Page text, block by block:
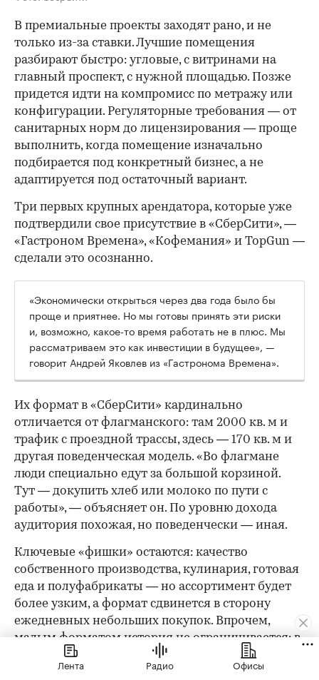
В премиальные проекты заходят рано, и не
только из-за ставки. Лучшие помещения
разбирают быстро: угловые, с витринами на
главный проспект, с нужной площадью. Позже
придется идти на компромисс по метражу или
конфигурации. Регуляторные требования — от
санитарных норм до лицензирования — проще
выполнить, когда помещение изначально
подбирается под конкретный бизнес, а не
адаптируется под остаточный вариант.
Три первых крупных арендатора, которые уже
подтвердили свое присутствие в «СберСити», —
«Гастроном Времена», «Кофемания» и TopGun —
сделали это осознанно.
«Экономически открыться через два года было бы
проще и приятнее. Но мы готовы принять эти риски
и, возможно, какое-то время работать не в плюс. Мы
рассматриваем это как инвестиции в будущее», —
говорит Андрей Яковлев из «Гастронома Времена».
Их формат в «СберСити» кардинально
отличается от флагманского: там 2000 кв. м и
трафик с проездной трассы, здесь — 170 кв. м и
другая поведенческая модель. «Во флагмане
люди специально едут за большой корзиной.
Тут — докупить хлеб или молоко по пути с
работы», — объясняет он. По уровню дохода
аудитория похожая, но поведенчески — иная.
Ключевые «фишки» остаются: качество
собственного производства, кулинария, готовая
еда и полуфабрикаты — но ассортимент будет
более узким, а формат сдвинется в сторону
ежедневных небольших покупок. Впрочем,
малым форматом история не ограничивается: в
составе офисного кластера «СберСити» команда
планирует открыть флагманский магазин
Лента Радио Офисы